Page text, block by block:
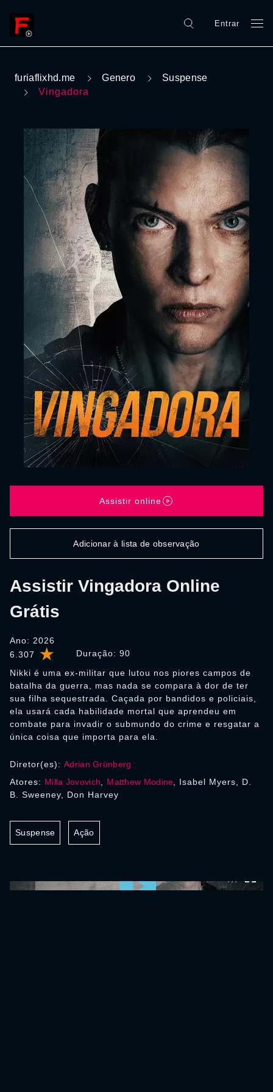
Entrar
furiaflixhd.me Genero
Suspense
Vingadora
6.307 Duração: 90
Assistir Vingadora Online
Grátis
Ano: 2026
Nikki é uma ex-militar que lutou nos piores campos de
batalha da guerra, mas nada se compara à dor de ter
sua filha sequestrada. Caçada por bandidos e policiais,
ela usará cada habilidade mortal que aprendeu em
combate para invadir o submundo do crime e resgatar a
única coisa que importa para ela.
Assistir online
Adicionar à lista de observação
Diretor(es): Adrian Grünberg
Atores: Milla Jovovich Matthew Modine , Isabel Myers, D.
B. Sweeney, Don Harvey
Suspense Ação